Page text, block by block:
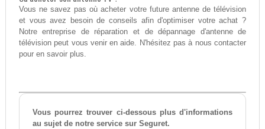
Vous ne savez pas où acheter votre future antenne de télévision
et vous avez besoin de conseils afin d'optimiser votre achat ?
Notre entreprise de réparation et de dépannage d'antenne de
télévision peut vous venir en aide. N'hésitez pas à nous contacter
pour en savoir plus.
Vous pourrez trouver ci-dessous plus d'informations
au sujet de notre service sur Seguret.